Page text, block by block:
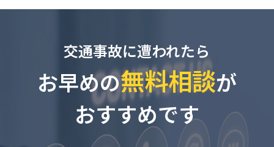
交通事故に遭われたら
お早めの無料相談が
おすすめです